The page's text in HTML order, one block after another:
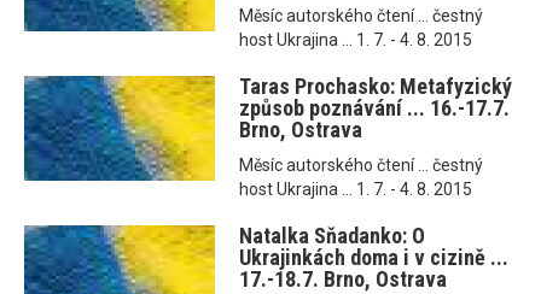
Měsíc autorského čtení ... čestný
host Ukrajina ... 1. 7. - 4. 8. 2015
Taras Prochasko: Metafyzický
způsob poznávání ... 16.-17.7.
Brno, Ostrava
Měsíc autorského čtení ... čestný
host Ukrajina ... 1. 7. - 4. 8. 2015
Natalka Sňadanko: O
Ukrajinkách doma i v cizině ...
17.-18.7. Brno, Ostrava